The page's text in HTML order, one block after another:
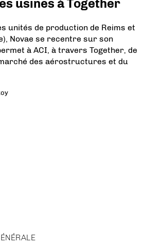
usines à Together
unités de production de Reims et
Novae se recentre sur son
à ACI, à travers Together, de
des aérostructures et du